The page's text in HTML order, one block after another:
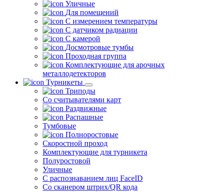
Уличные
Для помещений
С измерением температуры
С датчиком радиации
С камерой
Досмотровые тумбы
Проходная группа
Комплектующие для арочных
металлодетекторов
Турникеты
Триподы
Со считывателями карт
Раздвижные
Распашные
Тумбовые
Полноростовые
Скоростной проход
Комплектующие для турникета
Полуростовой
Уличные
С распознаванием лиц FaceID
Со сканером штрих/QR кода